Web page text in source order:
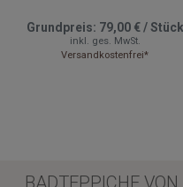
Grundpreis: 79,00 €/Stück
inkl. ges. MwSt.
Versandkostenfrei*
BADTEPPICHE